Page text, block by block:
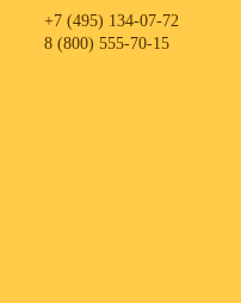
+7 (495) 134-07-72
8 (800) 555-70-15